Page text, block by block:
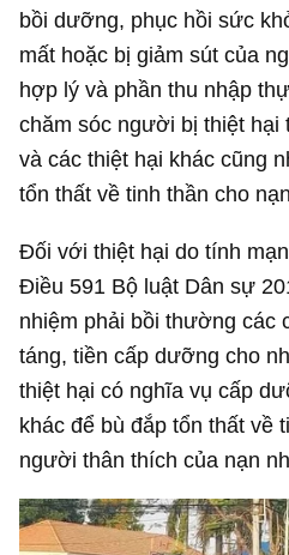
bồi dưỡng, phục hồi sức
mất hoặc bị giảm sút của
hợp lý và phần thu nhập
chăm sóc người bị thiệt hại
và các thiệt hại khác cũng
tổn thất về tinh thần cho
Đối với thiệt hại do tính
Điều 591 Bộ luật Dân sự
nhiệm phải bồi thường các
táng, tiền cấp dưỡng cho
thiệt hại có nghĩa vụ cấp
khác để bù đắp tổn thất về
người thân thích của nạn